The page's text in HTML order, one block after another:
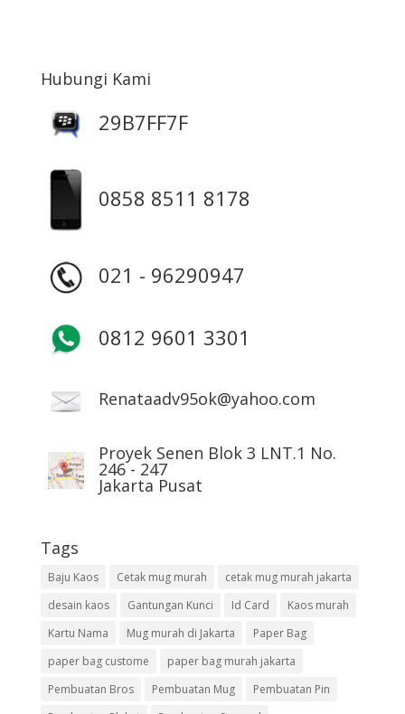
Hubungi Kami
29B7FF7F
0858 8511 8178
021 - 96290947
0812 9601 3301
Renataadv95ok@yahoo.com
Proyek Senen Blok 3 LNT.1 No.
246 - 247
Jakarta Pusat
Tags
Baju Kaos Cetak mug murah
cetak mug murah jakarta
desain kaos
Gantungan Kunci Id Card
Kaos murah
Kartu Nama
Mug murah di Jakarta
Paper Bag
paper bag custome
paper bag murah jakarta
Pembuatan Bros
Pembuatan Mug
Pembuatan Pin